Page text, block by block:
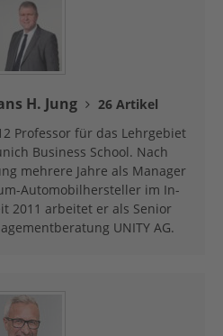
H. Jung
26 Artikel
Professor für das Lehrgebiet
Business School. Nach
mehrere Jahre als Manager
Automobilhersteller im In-
2011 arbeitet er als Senior
UNITY AG.